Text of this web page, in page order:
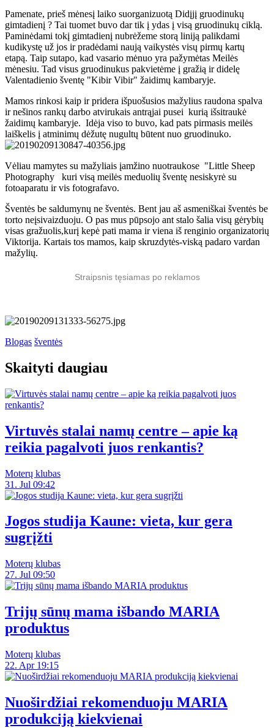
Pamenate, prieš mėnesį laiko suorganizuotą Didįjį gruodinukų
gimtadienį ? Tai tuomet buvo dar tik į ydas į visą gruodinukų ciklą.
Paminėdami tokį gimtadienį nubrėžeme storą liniją palikdami
kudikystę už jos ir pradėdami naują vaikystės visų pirmų kartų
etapą. Taip sutapo, kad vasario mėnuo yra pažymėtas Meilės
mėnesiu. Tad visus gruodinukus pakvietėme į gražią ir didelę
Valentadienio šventę "Kibir Vibir" žaidimų kambaryje.
Mamos rinkosi kaip ir pridera išpuošusios mažylius raudona spalva
ir nešinos rankų darbo atvirukais antrąjai pusei kurią išsitraukė
žaidimų kambaryje. Idėja viso to buvo, kad pats pirmasis meilės
laiškelis į atminimų dėžutę nugultų būtent nuo gruodinuko.
Vėliau mamytes su mažyliais įamžino nuotraukose "Little Sheep
Photography kuri visą meilės meduolių šventę nesiskyrė su
fotoaparatu ir vis fotografavo.
Šventės be saldumynų ne šventės. Bent jau aš asmeniškai šventės be
torto neįsivaizduoju. O pas mus pūpsojo ant stalo šalia visų gėrybių
visas gražuolis,kurį kepė pati mama ir viena iš renginio organizatorių
Viktorija. Kartais tos mamos, kaip skruzdytės-viską padaro vardan
mažylių.
Straipsnis tęsiamas po reklamos
Blogas šventės
Skaityti daugiau
Virtuvės stalai namų centre – apie ką
reikia pagalvoti juos renkantis?
Moterų klubas
31. Jul 09:42
Jogos studija Kaune: vieta, kur gera
sugrįžti
Moterų klubas
27. Jul 09:50
Trijų sūnų mama išbando MARIA
produktus
Moterų klubas
22. Apr 19:15
Nuoširdžiai rekomenduoju MARIA
produkciją kiekvienai